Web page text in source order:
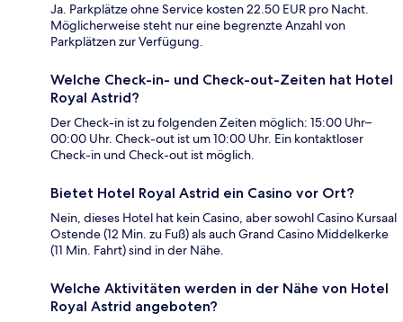
Ja. Parkplätze ohne Service kosten 22.50 EUR pro Nacht.
Möglicherweise steht nur eine begrenzte Anzahl von
Parkplätzen zur Verfügung.
Welche Check-in- und Check-out-Zeiten hat Hotel
Royal Astrid?
Der Check-in ist zu folgenden Zeiten möglich: 15:00 Uhr–
00:00 Uhr. Check-out ist um 10:00 Uhr. Ein kontaktloser
Check-in und Check-out ist möglich.
Bietet Hotel Royal Astrid ein Casino vor Ort?
Nein, dieses Hotel hat kein Casino, aber sowohl Casino Kursaal
Ostende (12 Min. zu Fuß) als auch Grand Casino Middelkerke
(11 Min. Fahrt) sind in der Nähe.
Welche Aktivitäten werden in der Nähe von Hotel
Royal Astrid angeboten?